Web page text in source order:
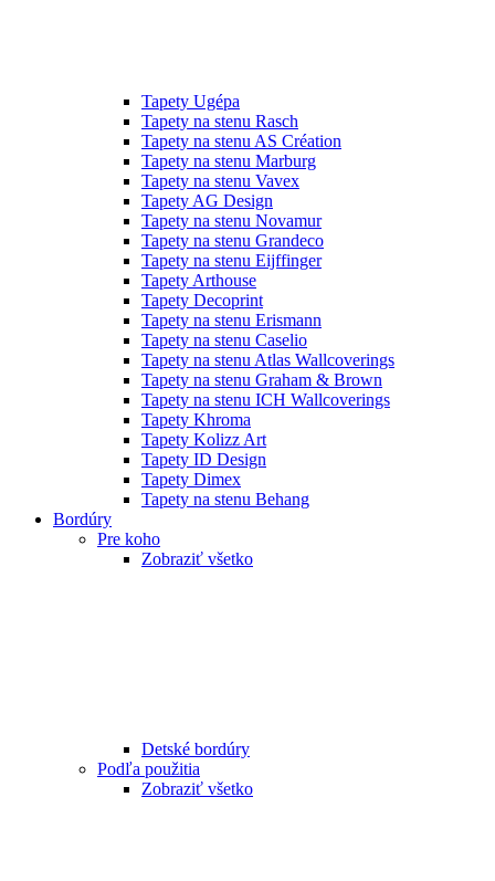
Tapety Ugépa
Tapety na stenu Rasch
Tapety na stenu AS Création
Tapety na stenu Marburg
Tapety na stenu Vavex
Tapety AG Design
Tapety na stenu Novamur
Tapety na stenu Grandeco
Tapety na stenu Eijffinger
Tapety Arthouse
Tapety Decoprint
Tapety na stenu Erismann
Tapety na stenu Caselio
Tapety na stenu Atlas Wallcoverings
Tapety na stenu Graham & Brown
Tapety na stenu ICH Wallcoverings
Tapety Khroma
Tapety Kolizz Art
Tapety ID Design
Tapety Dimex
Tapety na stenu Behang
Bordúry
Pre koho
Zobraziť všetko
Detské bordúry
Podľa použitia
Zobraziť všetko